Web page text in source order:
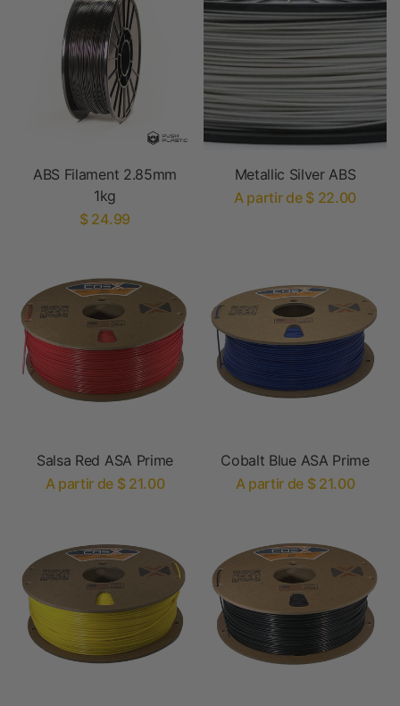
ABS Filament 2.85mm
1kg
$ 24.99
Metallic Silver ABS
A partir de $ 22.00
Salsa Red ASA Prime
A partir de $ 21.00
Cobalt Blue ASA Prime
A partir de $ 21.00